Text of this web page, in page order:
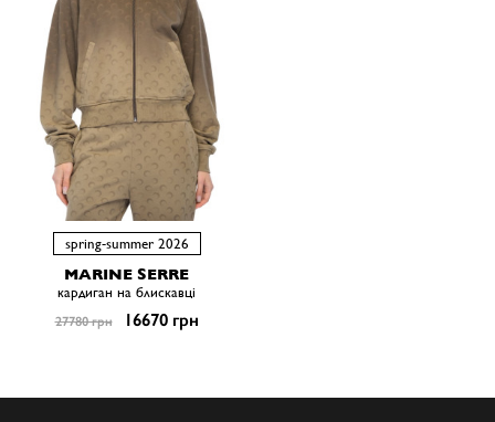
spring-summer 2026
MARINE SERRE
кардиган на блискавці
27780 грн 16670 грн